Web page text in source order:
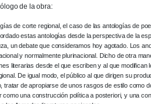
de la obra:
de corte regional, el caso de las antologías de
estas antologías desde la perspectiva de la
un debate que consideramos hoy agotado. Los
y normalmente plurinacional. Dicho de otra
literarias desde el que escriben y al que
De igual modo, el público al que dirigen su
tratar de apropiarse de unos rasgos de estilo como
como una construcción política a posteriori, y una